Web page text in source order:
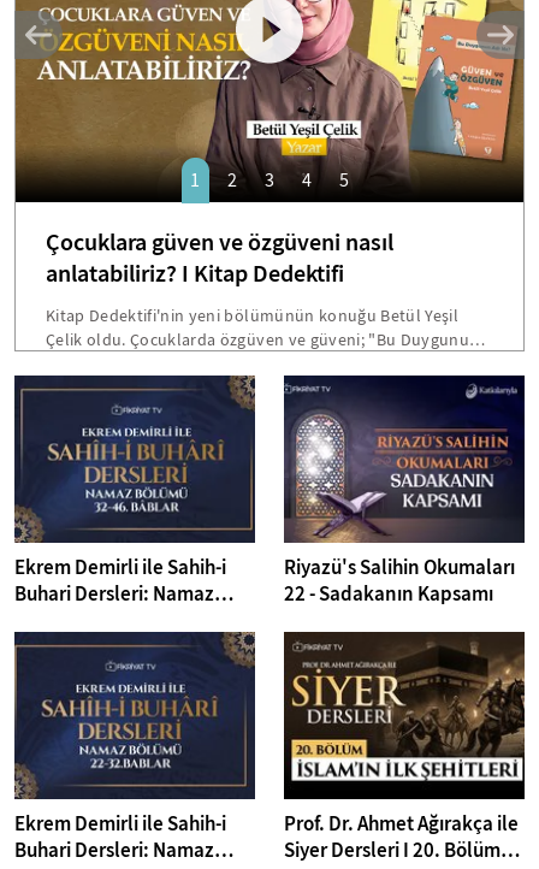
Çocuklara güven ve özgüveni nasıl
anlatabiliriz? I Kitap Dedektifi
Kitap Dedektifi'nin yeni bölümünün konuğu Betül Yeşil
Çelik oldu. Çocuklarda özgüven ve güveni; "Bu Duygunun
Denemelerinden oluşan "Dönüş Yolunda" eseri ile de
keyifli röportaj gerçekleştirdik.
1 2 3 4 5
Ekrem Demirli ile Sahih-i
Buhari Dersleri: Namaz
Bölüm
Riyazü's Salihin Okumaları
22 - Sadakanın Kapsamı
Ekrem Demirli ile Sahih-i
Buhari Dersleri: Namaz
Prof. Dr. Ahmet Ağırakça ile
Siyer Dersleri I 20. Bölüm: